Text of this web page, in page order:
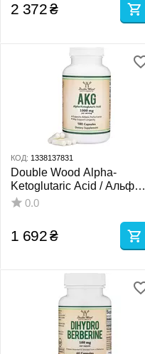
2 372₴
КОД: 1338137831
Double Wood Alpha-
Ketoglutaric Acid / Альфа-
кетоглутаровая кислота
0.0
1 692₴